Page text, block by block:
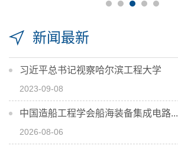
新闻最新
习近平总书记视察哈尔滨工程大学
2023-09-08
中国造船工程学会船海装备集成电路...
2026-08-06